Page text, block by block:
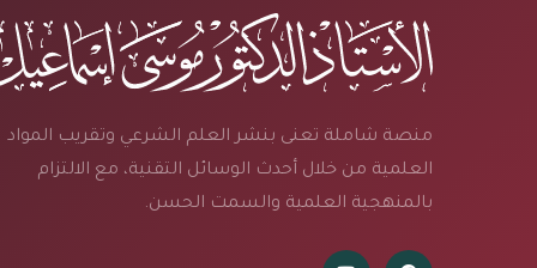
منصة شاملة تعنى بنشر العلم الشرعي وتقريب المواد
العلمية من خلال أحدث الوسائل التقنية، مع الالتزام
بالمنهجية العلمية والسمت الحسن.